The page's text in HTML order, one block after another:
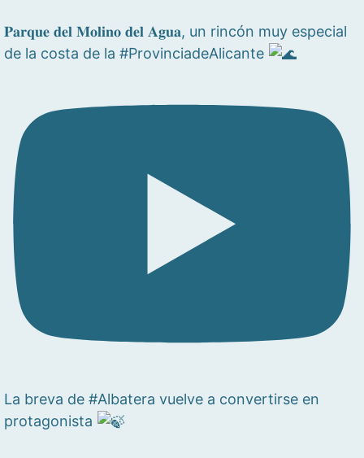
𝐏𝐚𝐫𝐪𝐮𝐞 𝐝𝐞𝐥 𝐌𝐨𝐥𝐢𝐧𝐨 𝐝𝐞𝐥 𝐀𝐠𝐮𝐚, un rincón muy especial
de la costa de la #ProvinciadeAlicante
La breva de #Albatera vuelve a convertirse en
protagonista